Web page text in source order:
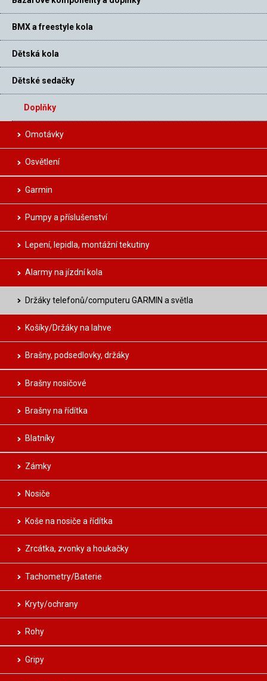
BMX a freestyle kola
Dětská kola
Dětské sedačky
Doplňky
Omotávky
Osvětlení
Garmin
Pumpy a příslušenství
Lepení, lepidla, montážní tekutiny
Alarmy na jízdní kola
Držáky telefonů/computeru GARMIN a světla
Košíky/Držáky na lahve
Brašny, podsedlovky, držáky
Brašny nosičové
Brašny na řídítka
Blatníky
Zámky
Nosiče
Koše na nosiče a řídítka
Zrcátka, zvonky a houkačky
Tachometry/Baterie
Kryty/ochrany
Rohy
Gripy